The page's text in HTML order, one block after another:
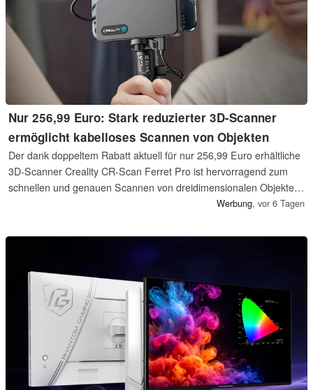
Nur 256,99 Euro: Stark reduzierter 3D-Scanner
ermöglicht kabelloses Scannen von Objekten
Der dank doppeltem Rabatt aktuell für nur 256,99 Euro erhältliche
3D-Scanner Creality CR-Scan Ferret Pro ist hervorragend zum
schnellen und genauen Scannen von dreidimensionalen Objekten
W‏erbung, vor 6 Tagen